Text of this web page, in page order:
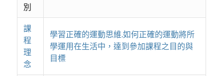
別
課
程
理
念
學習正確的運動思維.如何正確的運動將所
學運用在生活中，達到參加課程之目的與
目標